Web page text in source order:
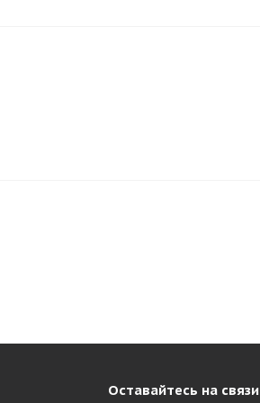
Оставайтесь на связи